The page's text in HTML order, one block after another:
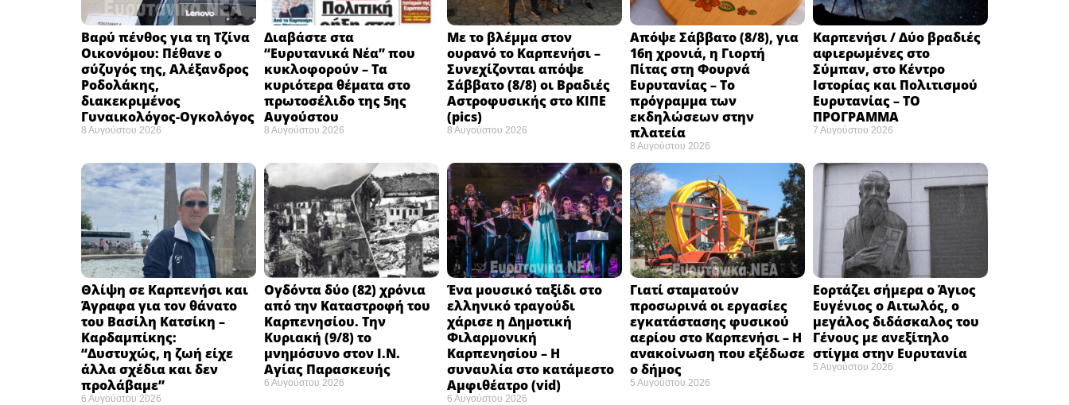
Βαρύ πένθος για τη Τζίνα
Οικονόμου: Πέθανε ο
σύζυγός της, Αλέξανδρος
Ροδολάκης,
διακεκριμένος
Γυναικολόγος-Ογκολόγος
8 Αυγούστου 2026
Διαβάστε στα
“Ευρυτανικά Νέα” που
κυκλοφορούν – Τα
κυριότερα θέματα στο
πρωτοσέλιδο της 5ης
Αυγούστου
8 Αυγούστου 2026
Με το βλέμμα στον
ουρανό το Καρπενήσι –
Συνεχίζονται απόψε
Σάββατο (8/8) οι Βραδιές
Αστροφυσικής στο ΚΙΠΕ
(pics)
8 Αυγούστου 2026
Απόψε Σάββατο (8/8), για
16η χρονιά, η Γιορτή
Πίτας στη Φουρνά
Ευρυτανίας – Το
πρόγραμμα των
εκδηλώσεων στην
πλατεία
8 Αυγούστου 2026
Καρπενήσι / Δύο βραδιές
αφιερωμένες στο
Σύμπαν, στο Κέντρο
Ιστορίας και Πολιτισμού
Ευρυτανίας – ΤΟ
ΠΡΟΓΡΑΜΜΑ
7 Αυγούστου 2026
Θλίψη σε Καρπενήσι και
Άγραφα για τον θάνατο
του Βασίλη Κατσίκη –
Καρδαμπίκης:
“Δυστυχώς, η ζωή είχε
άλλα σχέδια και δεν
προλάβαμε”
6 Αυγούστου 2026
Ογδόντα δύο (82) χρόνια
από την Καταστροφή του
Καρπενησίου. Την
Κυριακή (9/8) το
μνημόσυνο στον Ι.Ν.
Αγίας Παρασκευής
6 Αυγούστου 2026
Ένα μουσικό ταξίδι στο
ελληνικό τραγούδι
χάρισε η Δημοτική
Φιλαρμονική
Καρπενησίου – Η
συναυλία στο κατάμεστο
Αμφιθέατρο (vid)
6 Αυγούστου 2026
Γιατί σταματούν
προσωρινά οι εργασίες
εγκατάστασης φυσικού
αερίου στο Καρπενήσι – Η
ανακοίνωση που εξέδωσε
ο δήμος
5 Αυγούστου 2026
Εορτάζει σήμερα ο Άγιος
Ευγένιος ο Αιτωλός, ο
μεγάλος διδάσκαλος του
Γένους με ανεξίτηλο
στίγμα στην Ευρυτανία
5 Αυγούστου 2026